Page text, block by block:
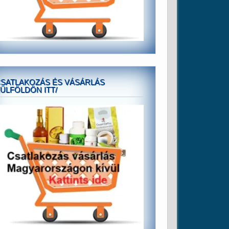
ÉS VÁSÁRLÁS
ITT/